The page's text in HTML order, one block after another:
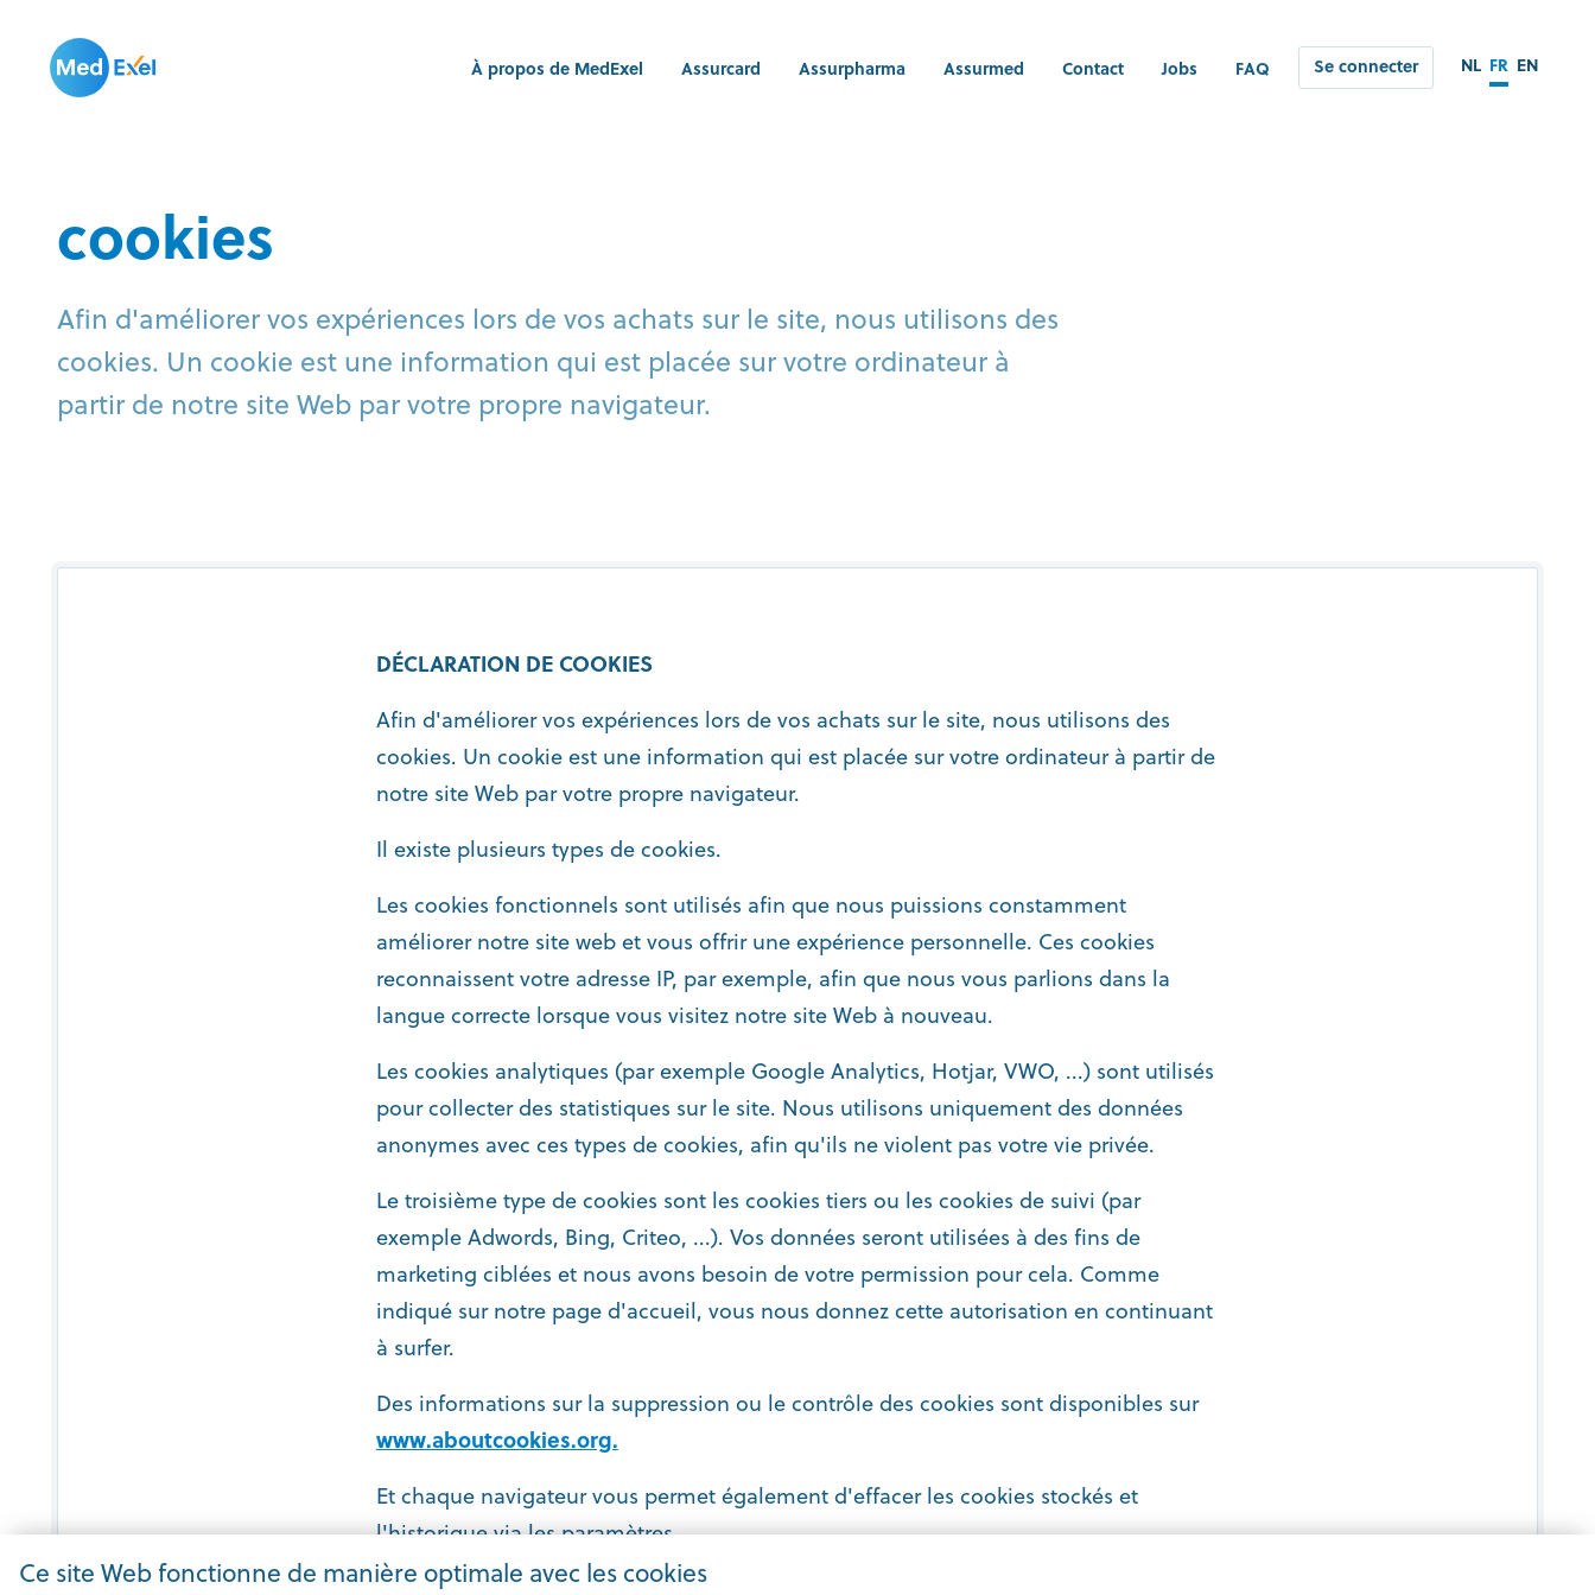
À propos de MedExel Assurcard Assurpharma Assurmed Contact Jobs FAQ Se connecter NL FR EN
cookies
Afin d'améliorer vos expériences lors de vos achats sur le site, nous utilisons des
cookies. Un cookie est une information qui est placée sur votre ordinateur à
partir de notre site Web par votre propre navigateur.
DÉCLARATION DE COOKIES
Afin d'améliorer vos expériences lors de vos achats sur le site, nous utilisons des
cookies. Un cookie est une information qui est placée sur votre ordinateur à partir de
notre site Web par votre propre navigateur.
Il existe plusieurs types de cookies.
Les cookies fonctionnels sont utilisés afin que nous puissions constamment
améliorer notre site web et vous offrir une expérience personnelle. Ces cookies
reconnaissent votre adresse IP, par exemple, afin que nous vous parlions dans la
langue correcte lorsque vous visitez notre site Web à nouveau.
Les cookies analytiques (par exemple Google Analytics, Hotjar, VWO, ...) sont utilisés
pour collecter des statistiques sur le site. Nous utilisons uniquement des données
anonymes avec ces types de cookies, afin qu'ils ne violent pas votre vie privée.
Le troisième type de cookies sont les cookies tiers ou les cookies de suivi (par
exemple Adwords, Bing, Criteo, ...). Vos données seront utilisées à des fins de
marketing ciblées et nous avons besoin de votre permission pour cela. Comme
indiqué sur notre page d'accueil, vous nous donnez cette autorisation en continuant
à surfer.
Des informations sur la suppression ou le contrôle des cookies sont disponibles sur
www.aboutcookies.org.
Et chaque navigateur vous permet également d'effacer les cookies stockés et
l'historique via les paramètres.
Ce site Web fonctionne de manière optimale avec les cookies